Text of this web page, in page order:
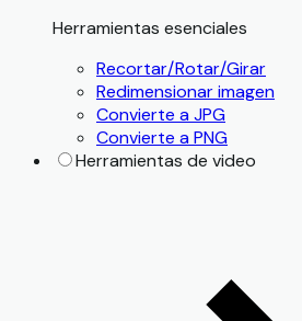
Herramientas esenciales
Recortar/Rotar/Girar
Redimensionar imagen
Convierte a JPG
Convierte a PNG
Herramientas de video